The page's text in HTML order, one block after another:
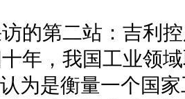
的第二站：吉利
年，我国工业领
为是衡量一个国